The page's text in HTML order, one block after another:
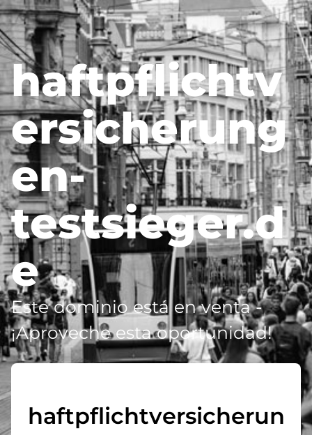
haftpflichtv
ersicherung
en-
testsieger.d
e
Este dominio está en venta -
¡Aproveche esta oportunidad!
haftpflichtversicherun